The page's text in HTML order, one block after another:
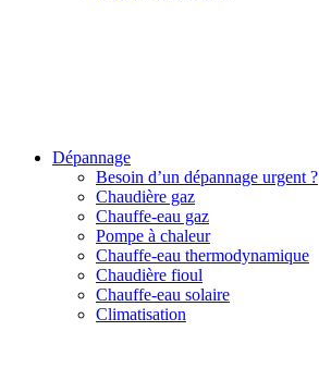
Dépannage
Besoin d’un dépannage urgent ?
Chaudière gaz
Chauffe-eau gaz
Pompe à chaleur
Chauffe-eau thermodynamique
Chaudière fioul
Chauffe-eau solaire
Climatisation